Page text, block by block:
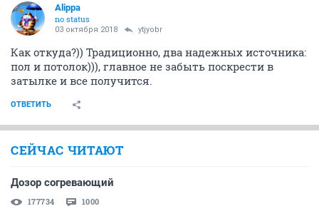
Alippa
no status
03 октября 2018 ytjyobr
Как откуда?)) Традиционно, два надежных источника:
пол и потолок))), главное не забыть поскрести в
затылке и все получится.
ОТВЕТИТЬ
СЕЙЧАС ЧИТАЮТ
Дозор согревающий
177734 1000